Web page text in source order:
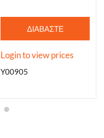
ΔΙΑΒΆΣΤΕ
ΠΕΡΙΣΣΌΤΕΡΑ
Login to view prices
Y00905